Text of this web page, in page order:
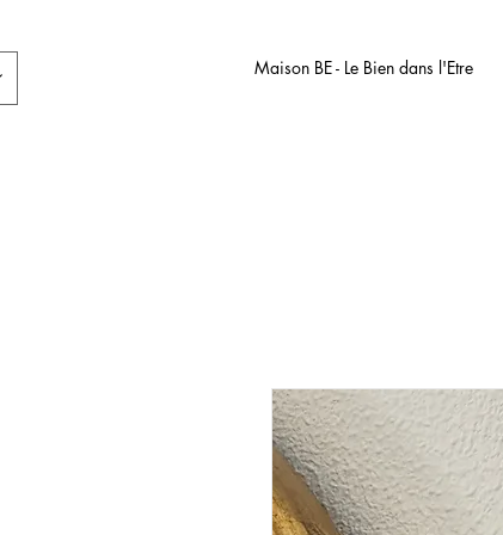
Maison BE - Le Bien dans l'Etre